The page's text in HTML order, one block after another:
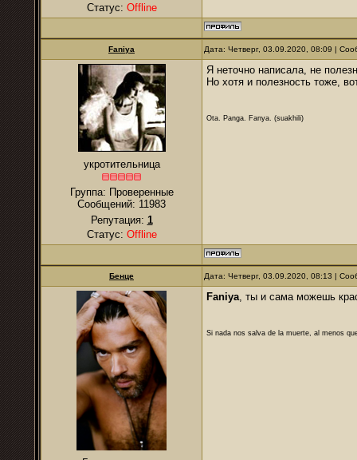
Статус: Offline
Faniya Дата: Четверг, 03.09.2020, 08:09 |
укротительница
Группа: Проверенные
Сообщений: 11983
Репутация: 1
Статус: Offline
Я неточно написала, не
Но хотя и полезность тоже,
Ota. Panga. Fanya. (suakhili)
Бенце Дата: Четверг, 03.09.2020, 08:13 |
Faniya, ты и сама можешь
Si nada nos salva de la muerte, al menos